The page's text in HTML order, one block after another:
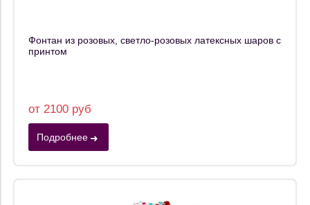
Фонтан из розовых, светло-розовых латексных шаров с
принтом
от 2100 руб
Подробнее